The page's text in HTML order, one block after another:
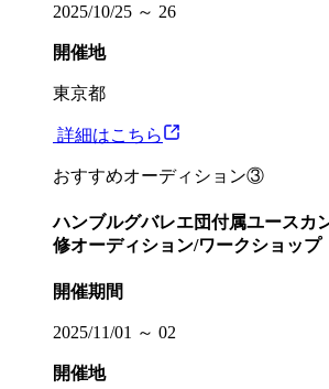
2025/10/25 ～ 26
開催地
東京都
︎ 詳細はこちら
おすすめオーディション③
ハンブルグバレエ団付属ユースカ
修オーディション/ワークショップ
開催期間
2025/11/01 ～ 02
開催地